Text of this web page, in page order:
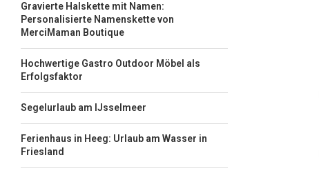
Gravierte Halskette mit Namen:
Personalisierte Namenskette von
MerciMaman Boutique
Hochwertige Gastro Outdoor Möbel als
Erfolgsfaktor
Segelurlaub am IJsselmeer
Ferienhaus in Heeg: Urlaub am Wasser in
Friesland